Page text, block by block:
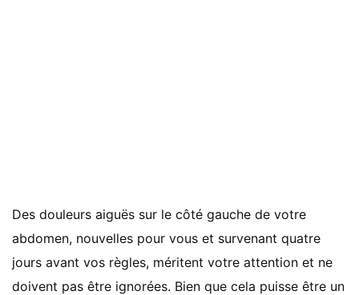
Des douleurs aiguës sur le côté gauche de votre
abdomen, nouvelles pour vous et survenant quatre
jours avant vos règles, méritent votre attention et ne
doivent pas être ignorées. Bien que cela puisse être un